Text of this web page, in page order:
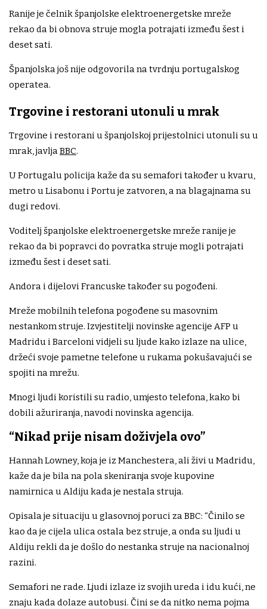
Ranije je čelnik španjolske elektroenergetske mreže
rekao da bi obnova struje mogla potrajati između šest i
deset sati.
Španjolska još nije odgovorila na tvrdnju portugalskog
operatea.
Trgovine i restorani utonuli u mrak
Trgovine i restorani u španjolskoj prijestolnici utonuli su u
mrak, javljaBBC.
U Portugalu policija kaže da su semafori također u kvaru,
metro u Lisabonu i Portu je zatvoren, a na blagajnama su
dugi redovi.
Voditelj španjolske elektroenergetske mreže ranije je
rekao da bi popravci do povratka struje mogli potrajati
između šest i deset sati.
Andora i dijelovi Francuske također su pogođeni.
Mreže mobilnih telefona pogođene su masovnim
nestankom struje. Izvjestitelji novinske agencije AFP u
Madridu i Barceloni vidjeli su ljude kako izlaze na ulice,
držeći svoje pametne telefone u rukama pokušavajući se
spojiti na mrežu.
Mnogi ljudi koristili su radio, umjesto telefona, kako bi
dobili ažuriranja, navodi novinska agencija.
“Nikad prije nisam doživjela ovo”
Hannah Lowney, koja je iz Manchestera, ali živi u Madridu,
kaže da je bila na pola skeniranja svoje kupovine
namirnica u Aldiju kada je nestala struja.
Opisala je situaciju u glasovnoj poruci za BBC: “Činilo se
kao da je cijela ulica ostala bez struje, a onda su ljudi u
Aldiju rekli da je došlo do nestanka struje na nacionalnoj
razini.
Semafori ne rade. Ljudi izlaze iz svojih ureda i idu kući, ne
znaju kada dolaze autobusi. Čini se da nitko nema pojma